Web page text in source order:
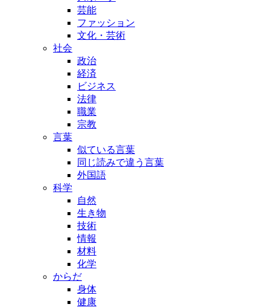
芸能
ファッション
文化・芸術
社会
政治
経済
ビジネス
法律
職業
宗教
言葉
似ている言葉
同じ読みで違う言葉
外国語
科学
自然
生き物
技術
情報
材料
化学
からだ
身体
健康